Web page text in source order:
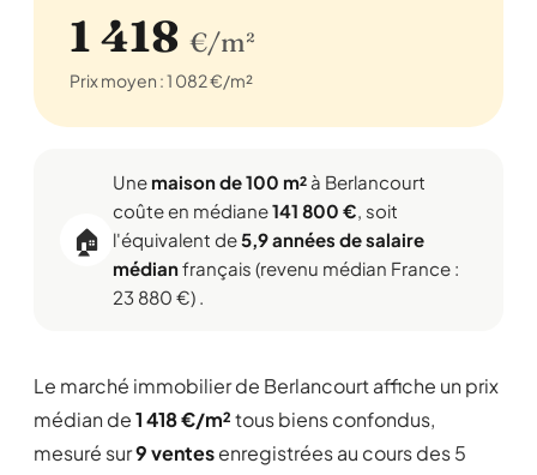
1 418 €/m²
Prix moyen : 1 082 €/m²
🏠
Une maison de 100 m² à Berlancourt
coûte en médiane141 800 €, soit
l'équivalent de5,9 années de salaire
médianfrançais (revenu médian France :
23 880 €) .
Le marché immobilier de Berlancourt affiche un prix
médian de1 418 €/m²tous biens confondus,
mesuré sur9 ventesenregistrées au cours des 5